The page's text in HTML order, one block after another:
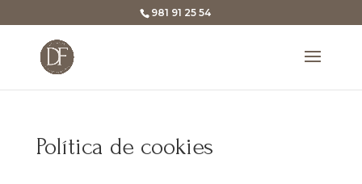
981 91 25 54
Política de cookies